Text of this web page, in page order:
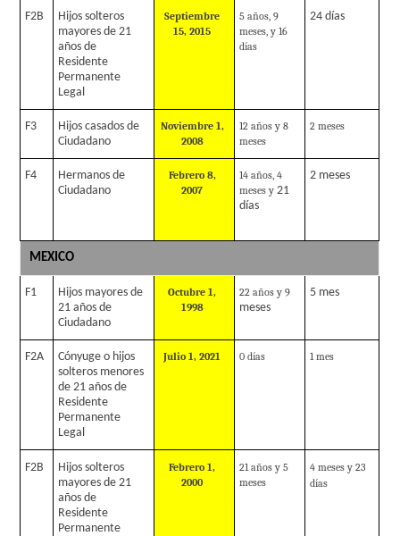
F2B
Hijos solteros
mayores de 21
años de
Residente
Permanente
Legal
Septiembre
15, 2015
5 años, 9
meses, y 16
días
24 días
F3
Hijos casados de
Ciudadano
Noviembre 1,
2008
12 años y 8
meses
2 meses
F4
Hermanos de
Ciudadano
Febrero 8,
2007
14 años, 4
meses y21
días
2 meses
MEXICO
F1
Hijos mayores de
21 años de
Ciudadano
Octubre 1,
1998
22 años y 9
meses
5 mes
F2A
Cónyuge o hijos
solteros menores
de 21 años de
Residente
Permanente
Legal
Julio1, 2021 0 días 1 mes
F2B
Hijos solteros
mayores de 21
años de
Residente
Permanente
Febrero 1,
2000
21 años y 5
meses
4 meses y 23
días